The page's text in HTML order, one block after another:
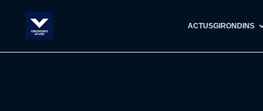
ACTUSGIRONDINS